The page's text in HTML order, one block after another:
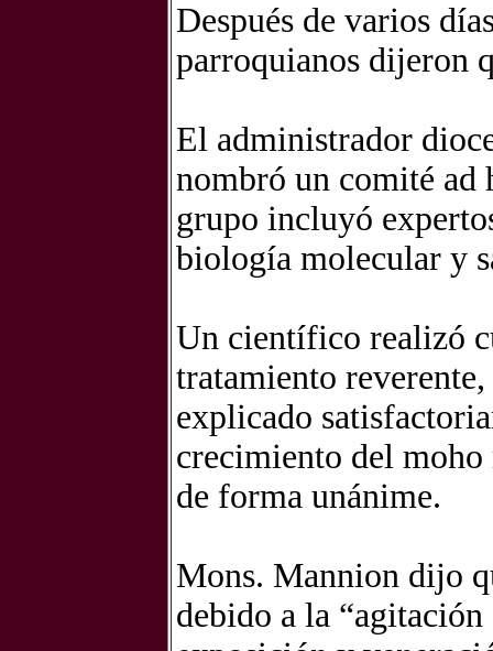
Después de varios
parroquianos dijeron
El administrador
nombró un comité ad
grupo incluyó
biología molecular y
Un científico realizó
tratamiento
explicado
crecimiento del
de forma unánime.
Mons. Mannion dijo
debido a la